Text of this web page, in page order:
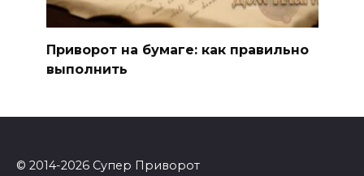
Приворот на бумаге: как правильно
выполнить
© 2014-2026 Супер Приворот